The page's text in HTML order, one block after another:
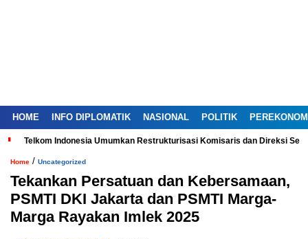
HOME INFO DIPLOMATIK NASIONAL POLITIK
Telkom Indonesia Umumkan Restrukturisasi Komisaris dan Direksi
Home / Uncategorized
Tekankan Persatuan dan Kebersamaan,
PSMTI DKI Jakarta dan PSMTI Marga-
Marga Rayakan Imlek 2025